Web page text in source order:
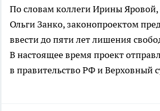
По словам коллеги Ирины Яровой,
Ольги Занко, законопроектом
ввести до пяти лет лишения
В настоящее время проект
в правительство РФ и Верховный